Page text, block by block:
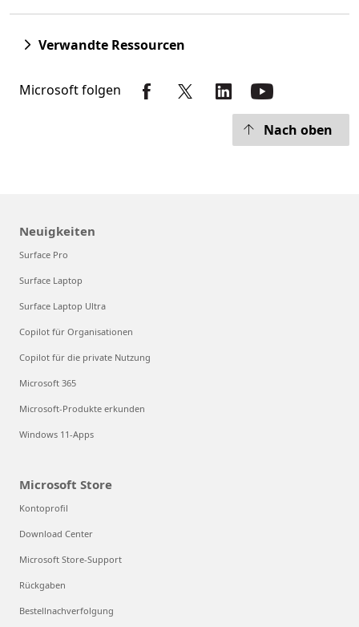
Verwandte Ressourcen
Microsoft folgen
Nach oben
Neuigkeiten
Surface Pro
Surface Laptop
Surface Laptop Ultra
Copilot für Organisationen
Copilot für die private Nutzung
Microsoft 365
Microsoft-Produkte erkunden
Windows 11-Apps
Microsoft Store
Kontoprofil
Download Center
Microsoft Store-Support
Rückgaben
Bestellnachverfolgung